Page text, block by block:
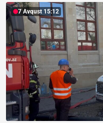
7 Avqust 15:12